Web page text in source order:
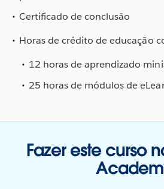
Certificado de conclusão
Horas de crédito de educação
12 horas de aprendizado
25 horas de módulos de
Fazer este curso